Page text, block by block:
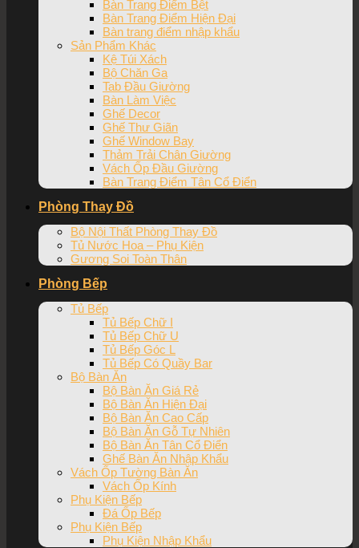
Bàn Trang Điểm Bệt
Bàn Trang Điểm Hiện Đại
Bàn trang điểm nhập khẩu
Sản Phẩm Khác
Kệ Túi Xách
Bộ Chăn Ga
Tab Đầu Giường
Bàn Làm Việc
Ghế Decor
Ghế Thư Giãn
Ghế Window Bay
Thảm Trải Chân Giường
Vách Ốp Đầu Giường
Bàn Trang Điểm Tân Cổ Điển
Phòng Thay Đồ
Bộ Nội Thất Phòng Thay Đồ
Tủ Nước Hoa – Phụ Kiện
Gương Soi Toàn Thân
Phòng Bếp
Tủ Bếp
Tủ Bếp Chữ I
Tủ Bếp Chữ U
Tủ Bếp Góc L
Tủ Bếp Có Quầy Bar
Bộ Bàn Ăn
Bộ Bàn Ăn Giá Rẻ
Bộ Bàn Ăn Hiện Đại
Bộ Bàn Ăn Cao Cấp
Bộ Bàn Ăn Gỗ Tự Nhiên
Bộ Bàn Ăn Tân Cổ Điển
Ghế Bàn Ăn Nhập Khẩu
Vách Ốp Tường Bàn Ăn
Vách Ốp Kính
Phụ Kiện Bếp
Đá Ốp Bếp
Phụ Kiện Bếp
Phụ Kiện Nhập Khẩu